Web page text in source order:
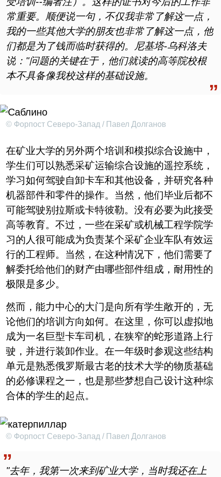
常重要。顺便说一句，不仅我非常了解这一点，
我的一些其他大学的朋友也非常了解这一点，他
们都是为了钱而临时获得的。尼基塔-乌科洛夫
说："问题的关键在于，他们就读的高等院校根
本不具备像我校这样的基础设施。
© Форпост Северо-Запад / Павел Долганов
在矿业大学的另外两个培训和模拟综合设施中，
学生们可以熟悉采矿运输综合设施的遥控系统，
学习如何驾驶自卸卡车和其他设备，并研究各种
机器部件和零件的操作。当然，他们毕业后都不
可能驾驶别拉斯或卡特彼勒。没有必要为此接受
高等教育。不过，一些在采矿或机械工程学院学
习的人很可能成为负责某个采矿企业车队有效运
行的工程师。当然，在这种情况下，他们需要了
解委托给他们的财产由哪些部件组成，耐用性的
极限是多少。
然而，能力中心的大门是向所有学生敞开的，无
论他们的培训方向如何。在这里，你可以虚拟地
成为一名巨型卡车司机，在狭窄的蛇形道路上行
驶，并进行装卸作业。在一年级时参观这些结构
单元是熟悉俄罗斯最古老的技术大学的物质基础
的必修课程之一，也是那些梦想自己设计这种综
合体的学生的起点。
© Форпост Северо-Запад / Павел Долганов
"去年，我第一次来到矿业大学，当时我还在上